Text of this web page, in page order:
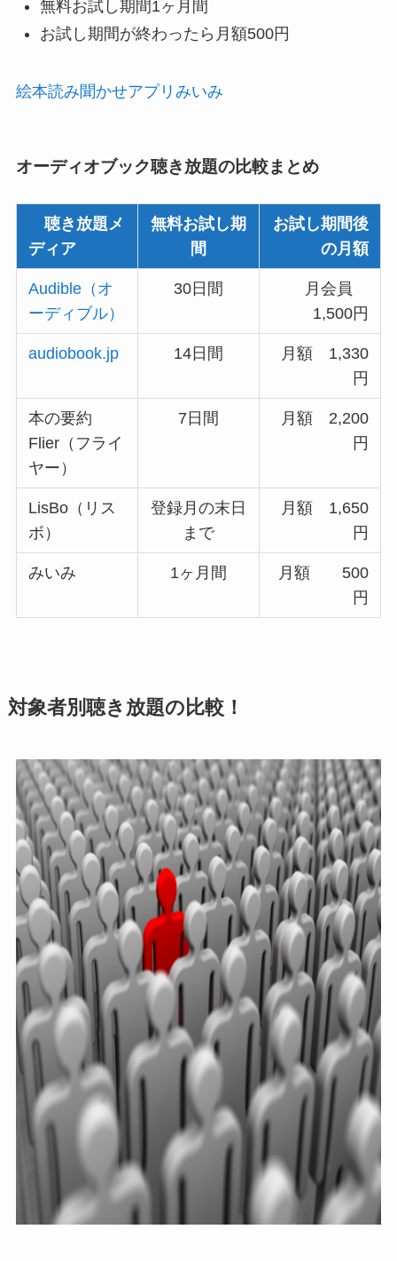
無料お試し期間1ヶ月間
お試し期間が終わったら月額500円
絵本読み聞かせアプリみいみ
オーディオブック聴き放題の比較まとめ
聴き放題メ
ディア
無料お試し期
間
お試し期間後
の月額
Audible（オ
ーディブル）
30日間
月会員
1,500円
audiobook.jp 14日間
月額 1,330
円
本の要約
Flier（フライ
ヤー）
7日間
月額 2,200
円
LisBo（リス
ボ）
登録月の末日
まで
月額 1,650
円
みいみ 1ヶ月間
月額 500
円
対象者別聴き放題の比較！